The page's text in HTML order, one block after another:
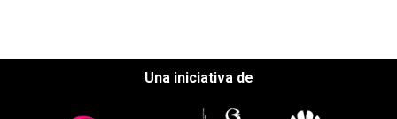
Una iniciativa de